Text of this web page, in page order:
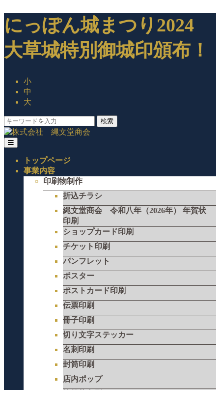
にっぽん城まつり2024
大草城特別御城印頒布！
小
中
大
検索
トップページ
事業内容
印刷物制作
折込チラシ
縄文堂商会 令和八年（2026年） 年賀状
印刷
ショップカード印刷
チケット印刷
パンフレット
ポスター
ポストカード印刷
伝票印刷
冊子印刷
切り文字ステッカー
名刺印刷
封筒印刷
店内ポップ